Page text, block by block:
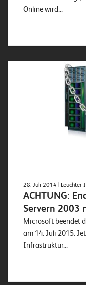
Online wird...
28. Juli 2014 | Leuchter
ACHTUNG:
Servern 2003
Microsoft beendet
am 14. Juli 2015.
Infrastruktur...